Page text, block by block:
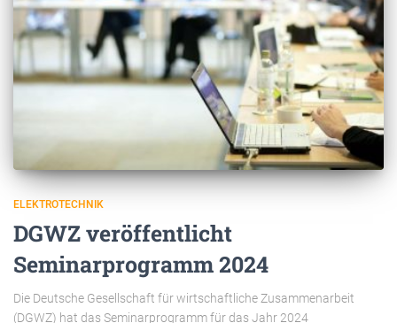
ELEKTROTECHNIK
DGWZ veröffentlicht
Seminarprogramm 2024
Die Deutsche Gesellschaft für wirtschaftliche Zusammenarbeit
(DGWZ) hat das Seminarprogramm für das Jahr 2024